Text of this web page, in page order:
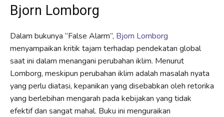
Bjorn Lomborg
Dalam bukunya “False Alarm”, Bjorn Lomborg
menyampaikan kritik tajam terhadap pendekatan global
saat ini dalam menangani perubahan iklim. Menurut
Lomborg, meskipun perubahan iklim adalah masalah nyata
yang perlu diatasi, kepanikan yang disebabkan oleh retorika
yang berlebihan mengarah pada kebijakan yang tidak
efektif dan sangat mahal. Buku ini menguraikan